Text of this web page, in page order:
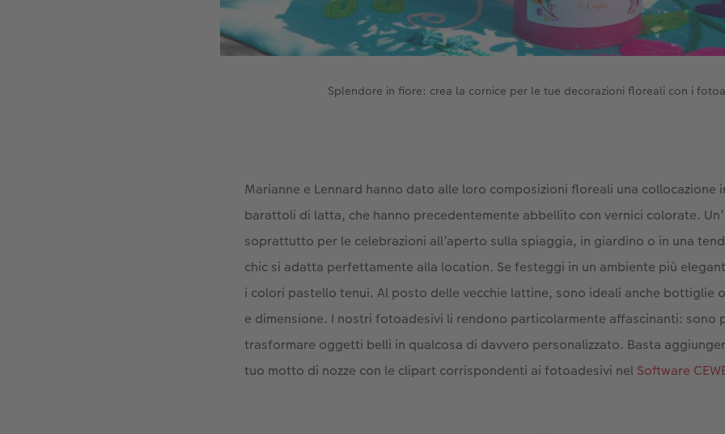
Splendore in fiore: crea la cornice per le tue decorazioni floreali con i
Marianne e Lennard hanno dato alle loro composizioni floreali una collocazione
barattoli di latta, che hanno precedentemente abbellito con vernici colorate.
soprattutto per le celebrazioni all’aperto sulla spiaggia, in giardino o in una
chic si adatta perfettamente alla location. Se festeggi in un ambiente più
i colori pastello tenui. Al posto delle vecchie lattine, sono ideali anche bottiglie
e dimensione. I nostri fotoadesivi li rendono particolarmente affascinanti: sono
trasformare oggetti belli in qualcosa di davvero personalizzato. Basta
tuo motto di nozze con le clipart corrispondenti ai fotoadesivi nel Software